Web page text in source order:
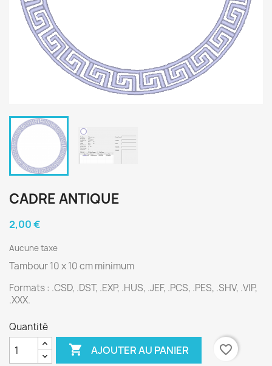
CADRE ANTIQUE
2,00 €
Aucune taxe
Tambour 10 x 10 cm minimum
Formats : .CSD, .DST, .EXP, .HUS, .JEF, .PCS, .PES, .SHV, .VIP,
.XXX.
Quantité
 AJOUTER AU PANIER favorite_border